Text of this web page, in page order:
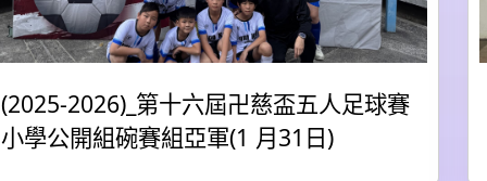
(2025-2026)_第十六屆卍慈盃五人足球賽
小學公開組碗賽組亞軍(1 月31日)